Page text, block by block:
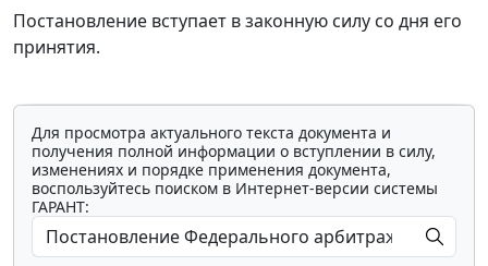
Постановление вступает в законную силу со дня его
принятия.
Для просмотра актуального текста документа и
получения полной информации о вступлении в силу,
изменениях и порядке применения документа,
воспользуйтесь поиском в Интернет-версии системы
ГАРАНТ: